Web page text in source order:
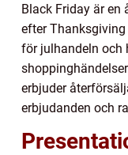
Black Friday är
efter
för julhandeln och
erbjuder
erbjudanden och